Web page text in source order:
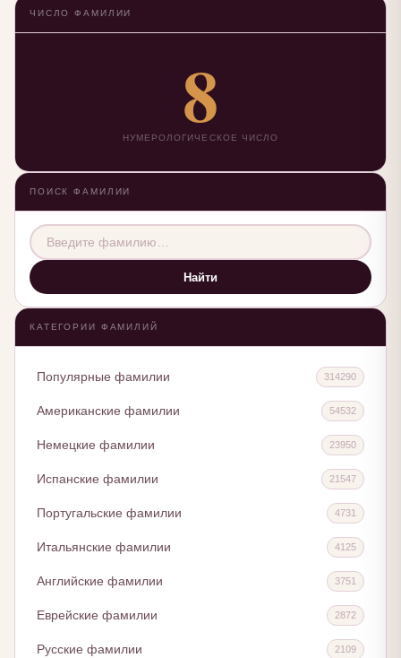
ЧИСЛО ФАМИЛИИ
8
НУМЕРОЛОГИЧЕСКОЕ ЧИСЛО
ПОИСК ФАМИЛИИ
Найти
КАТЕГОРИИ ФАМИЛИЙ
Популярные фамилии 314290
Американские фамилии 54532
Немецкие фамилии 23950
Испанские фамилии 21547
Португальские фамилии 4731
Итальянские фамилии 4125
Английские фамилии 3751
Еврейские фамилии 2872
Русские фамилии 2109